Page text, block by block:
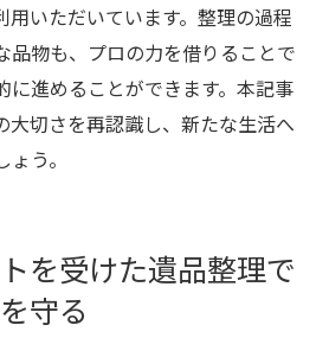
用いただいています。整理の過程
品物も、プロの力を借りることで
に進めることができます。本記事
大切さを再認識し、新たな生活へ
う。
を受けた遺品整理で
守る